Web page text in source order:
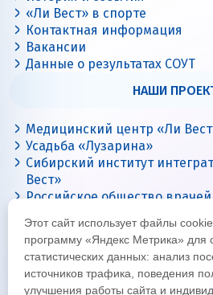
«Ли Вест» в спорте
Контактная информация
Вакансии
Данные о результатах СОУТ
НАШИ
Медицинский центр «Ли
Усадьба «Лузарина»
Сибирский институт
Вест»
Российское общество
Цигун с Ли Вест
Этот сайт использует файлы
программу «Яндекс Метрика» для
статистических данных: анализ
источников трафика, поведения
улучшения работы сайта и